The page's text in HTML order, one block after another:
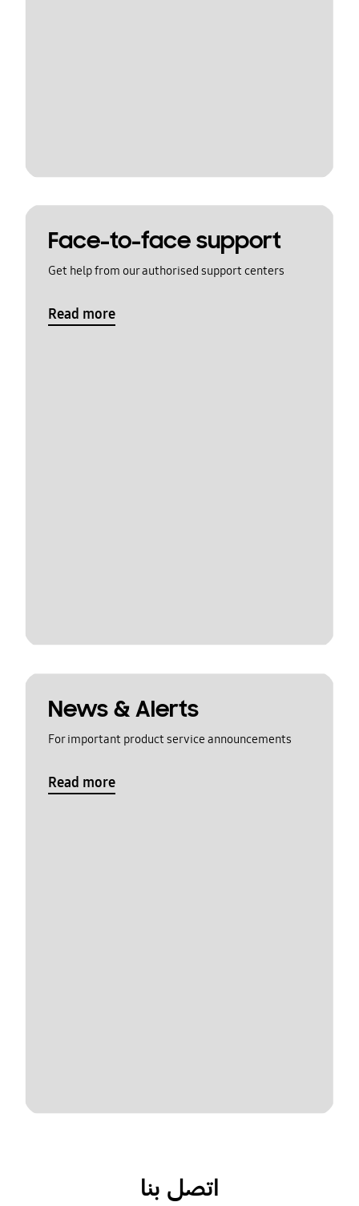
Face-to-face support
Get help from our authorised support centers
Read more
News & Alerts
For important product service announcements
Read more
اتصل بنا